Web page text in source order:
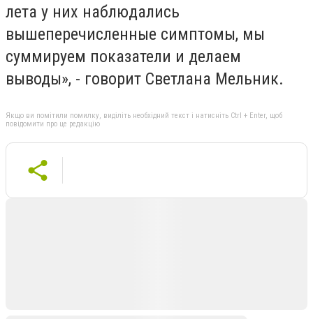
лета у них наблюдались
вышеперечисленные симптомы, мы
суммируем показатели и делаем
выводы», - говорит Светлана Мельник.
Якщо ви помітили помилку, виділіть необхідний текст і натисніть Ctrl + Enter, щоб
повідомити про це редакцію